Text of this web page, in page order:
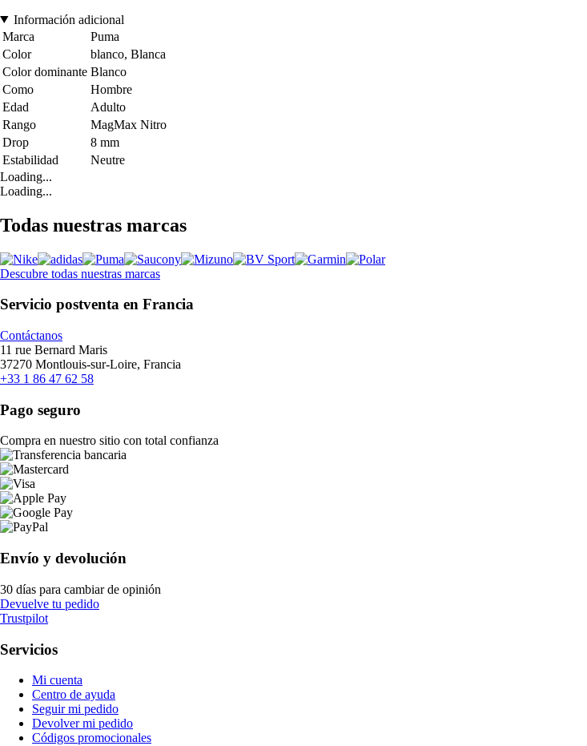
Información adicional
Marca
Puma
Color
blanco, Blanca
Color dominante Blanco
Como
Hombre
Edad
Adulto
Rango
MagMax Nitro
Drop
8 mm
Estabilidad
Neutre
Loading...
Loading...
Todas nuestras marcas
Descubre todas nuestras marcas
Servicio postventa en Francia
Contáctanos
11 rue Bernard Maris
37270 Montlouis-sur-Loire, Francia
+33 1 86 47 62 58
Pago seguro
Compra en nuestro sitio con total confianza
Envío y devolución
30 días para cambiar de opinión
Devuelve tu pedido
Trustpilot
Servicios
Mi cuenta
Centro de ayuda
Seguir mi pedido
Devolver mi pedido
Códigos promocionales